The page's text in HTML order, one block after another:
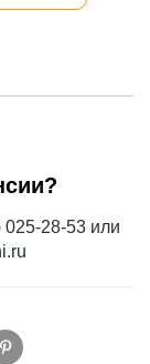
025-28-53 или